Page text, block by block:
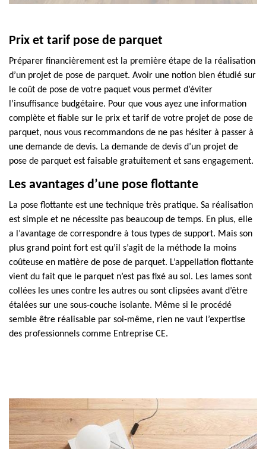
Prix et tarif pose de parquet
Préparer financièrement est la première étape de la réalisation
d’un projet de pose de parquet. Avoir une notion bien étudié sur
le coût de pose de votre paquet vous permet d’éviter
l’insuffisance budgétaire. Pour que vous ayez une information
complète et fiable sur le prix et tarif de votre projet de pose de
parquet, nous vous recommandons de ne pas hésiter à passer à
une demande de devis. La demande de devis d’un projet de
pose de parquet est faisable gratuitement et sans engagement.
Les avantages d’une pose flottante
La pose flottante est une technique très pratique. Sa réalisation
est simple et ne nécessite pas beaucoup de temps. En plus, elle
a l’avantage de correspondre à tous types de support. Mais son
plus grand point fort est qu’il s’agit de la méthode la moins
coûteuse en matière de pose de parquet. L’appellation flottante
vient du fait que le parquet n’est pas fixé au sol. Les lames sont
collées les unes contre les autres ou sont clipsées avant d’être
étalées sur une sous-couche isolante. Même si le procédé
semble être réalisable par soi-même, rien ne vaut l’expertise
des professionnels comme Entreprise CE.